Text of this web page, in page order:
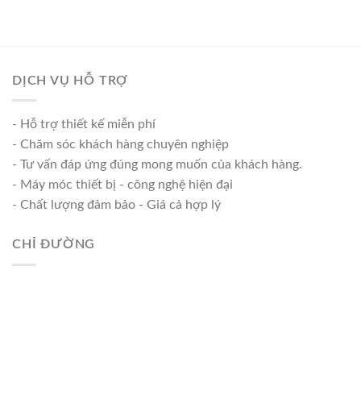
DỊCH VỤ HỖ TRỢ
- Hỗ trợ thiết kế miễn phí
- Chăm sóc khách hàng chuyên nghiệp
- Tư vấn đáp ứng đúng mong muốn của khách hàng.
- Máy móc thiết bị - công nghệ hiện đại
- Chất lượng đảm bảo - Giá cả hợp lý
CHỈ ĐƯỜNG